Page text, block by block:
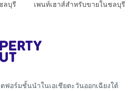
ลบุรี เพนท์เฮาส์สำหรับขายในชลบุรี
ฟอร์มชั้นนำในเอเชียตะวันออกเฉียงใต้